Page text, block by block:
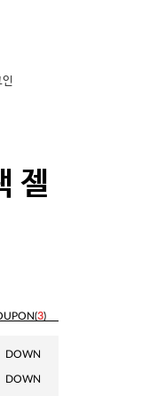
인
젤
3)
DOWN
DOWN